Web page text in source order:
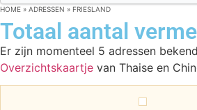
HOME » ADRESSEN » FRIESLAND
Totaal aantal
Er zijn momenteel 5 adressen
Overzichtskaartje van Thaise en